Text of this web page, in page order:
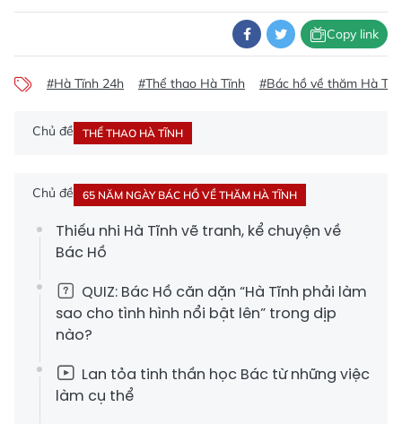
Copy link
#Hà Tĩnh 24h #Thể thao Hà Tĩnh #Bác hồ về thăm Hà
Chủ đề THỂ THAO HÀ TĨNH
Chủ đề 65 NĂM NGÀY BÁC HỒ VỀ THĂM HÀ TĨNH
Thiếu nhi Hà Tĩnh vẽ tranh, kể chuyện về
Bác Hồ
QUIZ: Bác Hồ căn dặn “Hà Tĩnh phải làm
sao cho tình hình nổi bật lên” trong dịp
nào?
Lan tỏa tinh thần học Bác từ những việc
làm cụ thể